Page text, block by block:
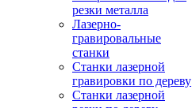
резки металла
Лазерно-
гравировальные
станки
Станки лазерной
гравировки по дереву
Станки лазерной